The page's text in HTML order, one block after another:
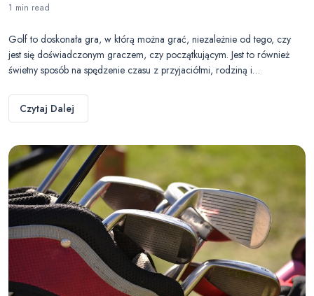
1 min read
Golf to doskonała gra, w którą można grać, niezależnie od tego, czy
jest się doświadczonym graczem, czy początkującym. Jest to również
świetny sposób na spędzenie czasu z przyjaciółmi, rodziną i…
Czytaj Dalej